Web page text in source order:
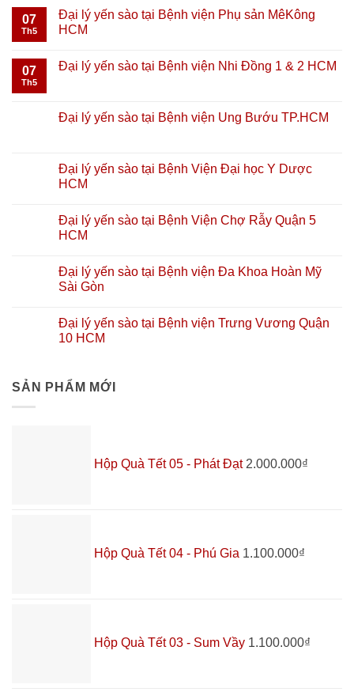
07
Th5
Đại lý yến sào tại Bệnh viện Phụ sản MêKông
HCM
07
Th5
Đại lý yến sào tại Bệnh viện Nhi Đồng 1 & 2 HCM
Đại lý yến sào tại Bệnh viện Ung Bướu TP.HCM
Đại lý yến sào tại Bệnh Viện Đại học Y Dược
HCM
Đại lý yến sào tại Bệnh Viện Chợ Rẫy Quận 5
HCM
Đại lý yến sào tại Bệnh viện Đa Khoa Hoàn Mỹ
Sài Gòn
Đại lý yến sào tại Bệnh viện Trưng Vương Quận
10 HCM
SẢN PHẨM MỚI
Hộp Quà Tết 05 - Phát Đạt 2.000.000₫
Hộp Quà Tết 04 - Phú Gia 1.100.000₫
Hộp Quà Tết 03 - Sum Vầy 1.100.000₫